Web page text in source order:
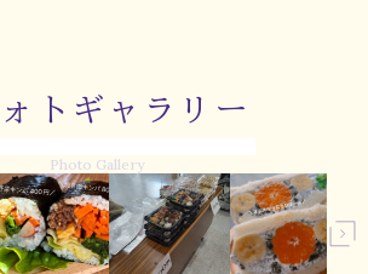
トギャラリー
Photo Gallery